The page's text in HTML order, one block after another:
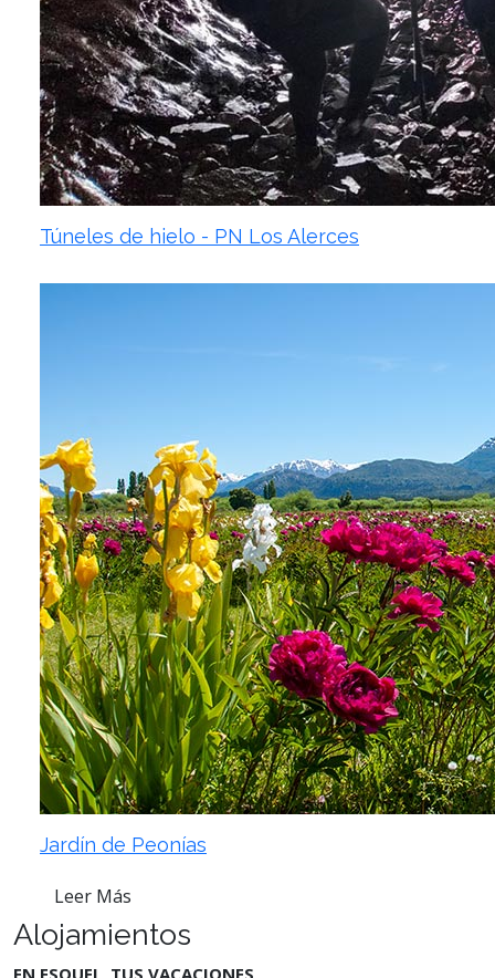
Túneles de hielo - PN Los Alerces
Jardín de Peonías
Leer Más
Alojamientos
EN ESQUEL, TUS VACACIONES